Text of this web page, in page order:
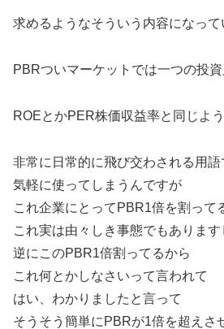
求めるようなそういう内容になって
PBRついマーケットでは一つの投
ROEとかPER株価収益率と同じよ
非常に日常的に飛び交わされる用語
気軽に使ってしまうんですが
これ企業にとってPBR1倍を割って
これ実は由々しき事態でもあります
逆にこのPBR1倍割ってるから
これ何とかしなさいって言われて
はい、わかりましたと言って
そうそう簡単にPBRが1倍を超えさ